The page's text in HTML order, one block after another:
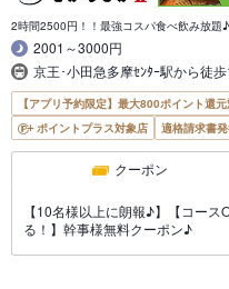
2時間2500円！！最強コスパ食べ飲み放題♪
2001～3000円
京王･小田急多摩ｾﾝﾀｰ駅から徒
【アプリ予約限定】最大800ポイント還
ポイントプラス対象店
適格請求書
クーポン
【10名様以上に朗報♪】【コー
る！】幹事様無料クーポン♪